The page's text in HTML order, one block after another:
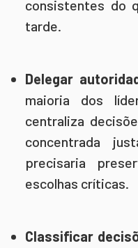
consistentes do
tarde.
Delegar
maioria dos
centraliza
concentrada
precisaria
escolhas críticas.
Classificar